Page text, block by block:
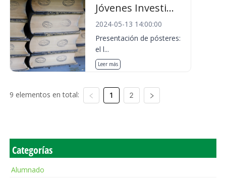
Jóvenes Investi...
2024-05-13 14:00:00
Presentación de pósteres:
el l...
Leer más
9 elementos en total: 1 2
Categorías
Alumnado